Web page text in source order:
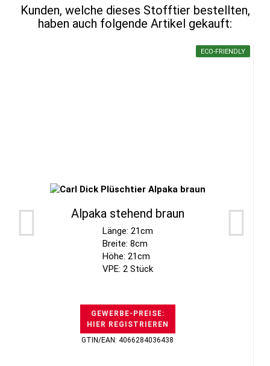
Kunden, welche dieses Stofftier bestellten,
haben auch folgende Artikel gekauft:
ECO-FRIENDLY
Alpaka stehend braun
Länge: 21cm
Breite: 8cm
Höhe: 21cm
VPE: 2 Stück
GEWERBE-PREISE:
HIER REGISTRIEREN
GTIN/EAN: 4066284036438